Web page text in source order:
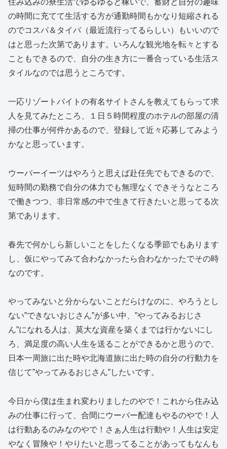
住み込みの寮生活でゆるゆると稼いで、蓄財と自分の趣味
の時間に充てて生活する方が通勤時間もかなり短縮される
のでコスパ＆タイパ（最近流行ってるらしい）もいいので
はと思った次第であります。いろんな観光地を転々とする
こともできるので、自分の生き方に一番合っている生活ス
タイルなのでは思うところです。
一応リゾートバイトの有名サイトさんを教えてもらって求
人を見てみたところ、１日５時間程度のホテルの部屋の清
掃の仕事が何件かあるので、登録して近々応募してみよう
かなと思っています。
ウーバーイーツはやろうと思えば赴任先でもできるので、
短時間の勤務で自分の体力でも無理なくできそうなところ
で働きつつ、非日常感の中で生きて行きたいと思ってる次
第であります。
春先で何かしら新しいことをしたくなる季節でもあります
し、仮にやってみて合わなかったら合わなかったでその時
なのです。
やってみないと分からないことだらけなのに、やろうとし
ない”できないおじさん”が多い中、”やってみるおじさ
ん”になれる人は、莫大な資産を築くまでは行かないにし
ろ、満足度の高い人生を送ることができるかと思うので、
日本一周旅に出た時や北海道旅に出た時の自分の行動力を
信じて”やってみるおじさん”したいです。
今日から僕は生まれ変わりましたのやで！これから住み込
みの仕事に行って、合間にウーバー配達もやるのやで！人
は行動あるのみなのやで！さぁ人生は行動や！人生は安定
やなく冒険や！やりたいと思ってることがあってもなんも